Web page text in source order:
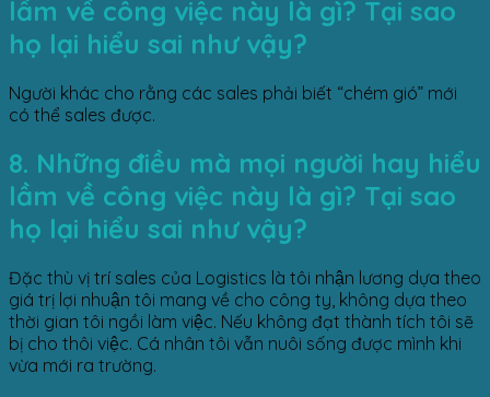
lầm về công việc này là gì? Tại sao
họ lại hiểu sai như vậy?
Người khác cho rằng các sales phải biết “chém gió” mới
có thể sales được.
8. Những điều mà mọi người hay hiểu
lầm về công việc này là gì? Tại sao
họ lại hiểu sai như vậy?
Đặc thù vị trí sales của Logistics là tôi nhận lương dựa theo
giá trị lợi nhuận tôi mang về cho công ty, không dựa theo
thời gian tôi ngồi làm việc. Nếu không đạt thành tích tôi sẽ
bị cho thôi việc. Cá nhân tôi vẫn nuôi sống được mình khi
vừa mới ra trường.